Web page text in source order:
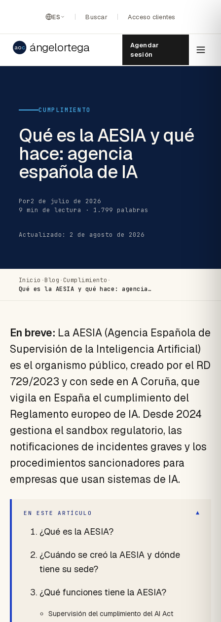
ES Buscar Acceso clientes
aoc ángelortega
Agendar
sesión
CUMPLIMIENTO
Qué es la AESIA y qué
hace: agencia
española de IA
Por2 de julio de 2026
9 min de lectura · 1.799 palabras
Actualizado: 2 de agosto de 2026
Inicio ·Blog · Cumplimiento ·
Qué es la AESIA y qué hace: agencia…
En breve: La AESIA (Agencia Española de
Supervisión de la Inteligencia Artificial)
es el organismo público, creado por el RD
729/2023 y con sede en A Coruña, que
vigila en España el cumplimiento del
Reglamento europeo de IA. Desde 2024
gestiona el sandbox regulatorio, las
notificaciones de incidentes graves y los
procedimientos sancionadores para
empresas que usan sistemas de IA.
EN ESTE ARTÍCULO ▾
¿Qué es la AESIA?
¿Cuándo se creó la AESIA y dónde
tiene su sede?
¿Qué funciones tiene la AESIA?
Supervisión del cumplimiento del AI Act